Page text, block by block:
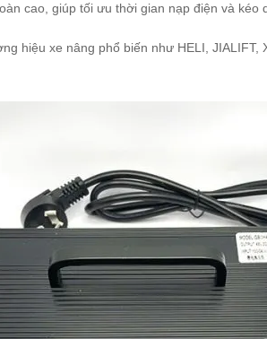
cao, giúp tối ưu thời gian nạp điện và kéo
hiệu xe nâng phổ biến như HELI, JIALIFT,